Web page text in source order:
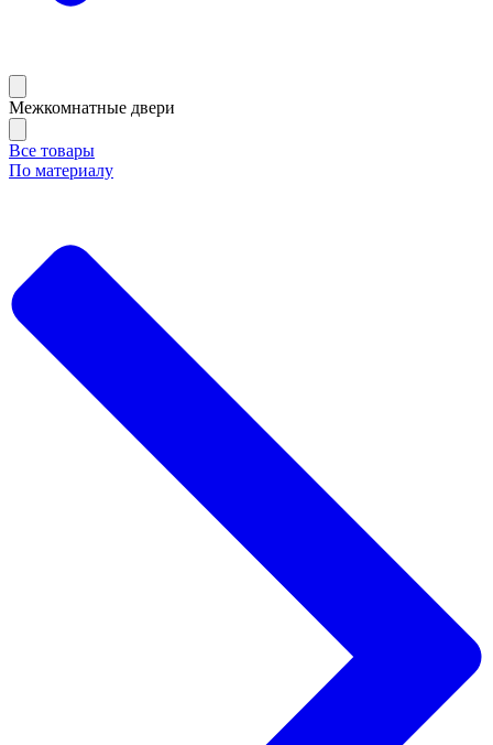
Межкомнатные двери
Все товары
По материалу